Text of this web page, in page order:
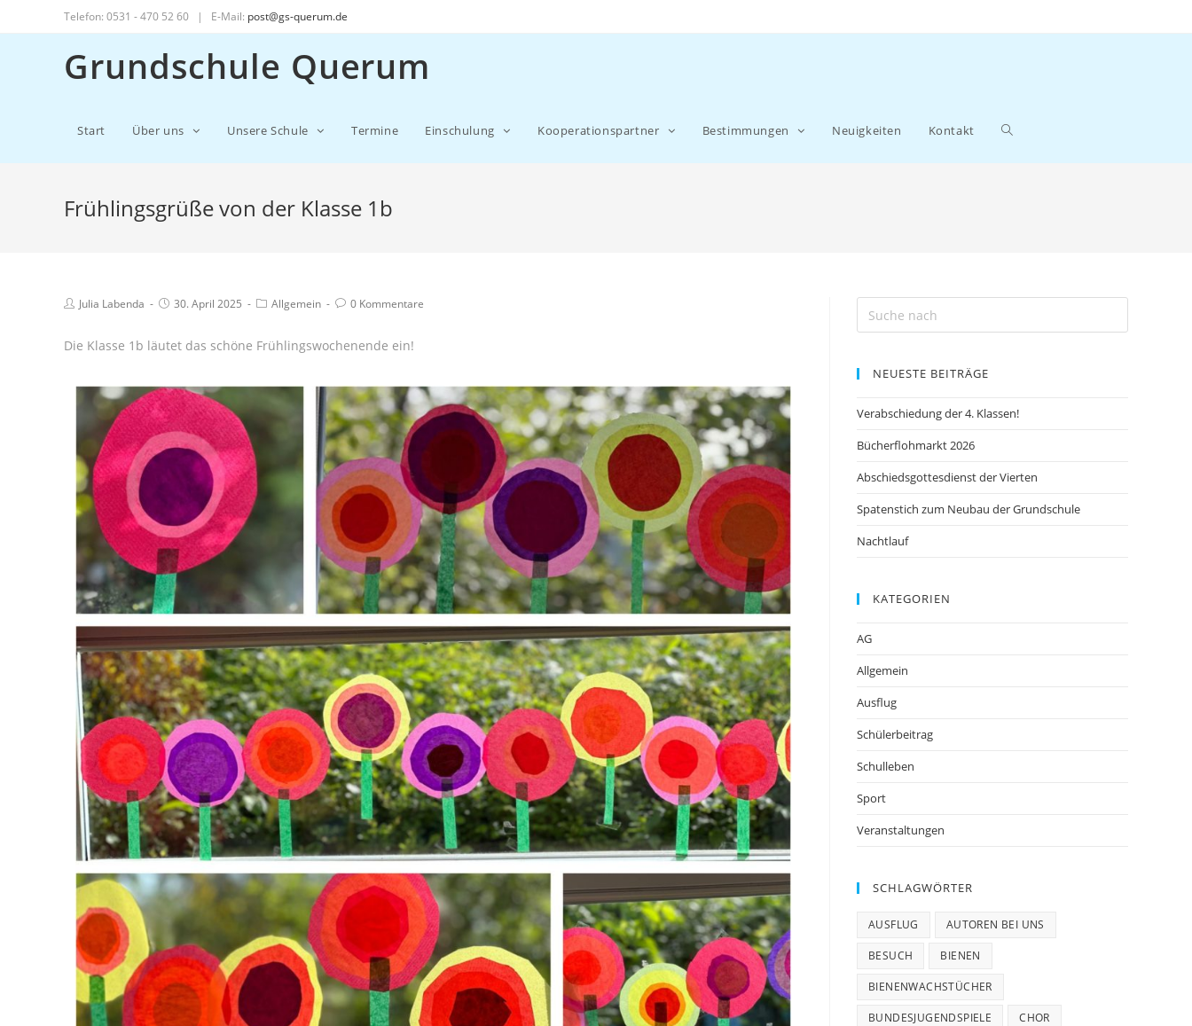
Telefon: 0531 - 470 52 60 | E-Mail: post@gs-querum.de
Grundschule Querum
Start Über uns Unsere Schule Termine Einschulung Kooperationspartner Bestimmungen Neuigkeiten Kontakt
Frühlingsgrüße von der Klasse 1b
Julia Labenda 30. April 2025 Allgemein 0 Kommentare
Die Klasse 1b läutet das schöne Frühlingswochenende ein!
NEUESTE BEITRÄGE
Verabschiedung der 4. Klassen!
Bücherflohmarkt 2026
Abschiedsgottesdienst der Vierten
Spatenstich zum Neubau der Grundschule
Nachtlauf
KATEGORIEN
AG
Allgemein
Ausflug
Schülerbeitrag
Schulleben
Sport
Veranstaltungen
SCHLAGWÖRTER
AUSFLUG AUTOREN BEI UNS
BESUCH BIENEN
BIENENWACHSTÜCHER
BUNDESJUGENDSPIELE CHOR